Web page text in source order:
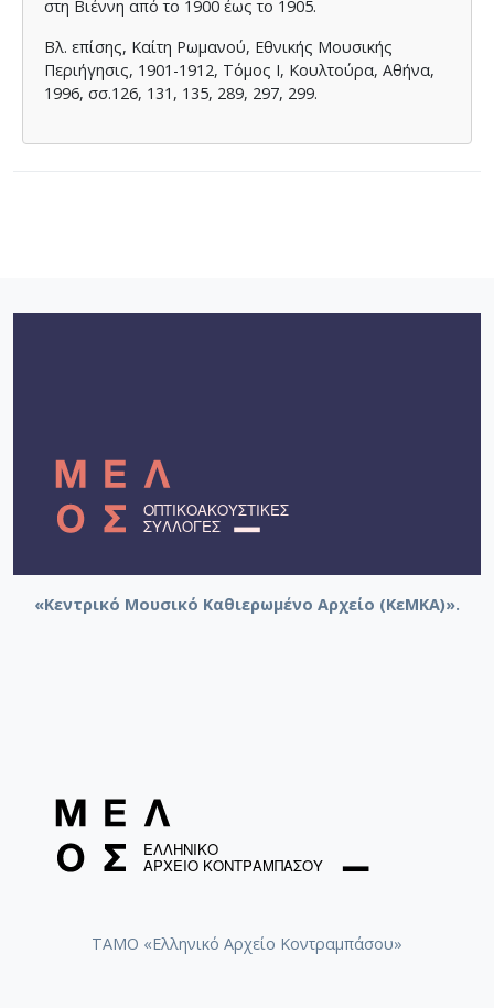
στη Βιέννη από το 1900 έως το 1905.
Βλ. επίσης, Καίτη Ρωμανού, Εθνικής Μουσικής
Περιήγησις, 1901-1912, Τόμος Ι, Κουλτούρα, Αθήνα,
1996, σσ.126, 131, 135, 289, 297, 299.
«Κεντρικό Μουσικό Καθιερωμένο Αρχείο (ΚεΜΚΑ)».
ΤΑΜΟ «Ελληνικό Αρχείο Κοντραμπάσου»